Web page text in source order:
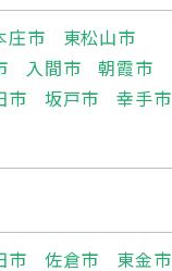
庄市
東松山市
入間市
朝霞市
市 坂戸市
幸手市
市 佐倉市 東金市